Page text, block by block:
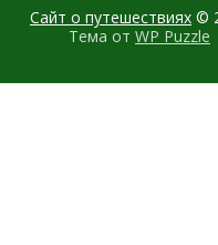
Сайт о путешествиях ©
Тема от WP Puzzle